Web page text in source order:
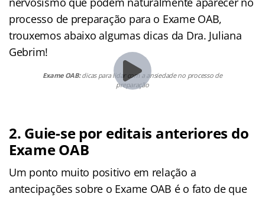
processo de preparação para o Exame OAB,
trouxemos abaixo algumas dicas da Dra. Juliana
Gebrim!
Exame OAB:dicas para lidar com a ansiedade no processo de
preparação
2. Guie-se por editais anteriores do
Exame OAB
Um ponto muito positivo em relação a
antecipações sobre o Exame OAB é o fato de que